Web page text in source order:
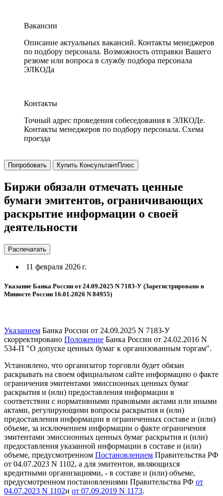
Вакансии
Описание актуальных вакансий. Контакты менеджеров
по подбору персонала. Возможность отправки Вашего
резюме или вопроса в службу подбора персонала
ЭЛКОДа
Контакты
Точный адрес проведения собеседования в ЭЛКОДе.
Контакты менеджеров по подбору персонала. Схема
проезда
Попробовать Купить КонсультантПлюс
Биржи обязали отмечать ценные
бумаги эмитентов, ограничивающих
раскрытие информации о своей
деятельности
Распечатать
11 февраля 2026 г.
Указание Банка России от 24.09.2025 N 7183-У (Зарегистрировано в
Минюсте России 16.01.2026 N 84955)
Указанием Банка России от 24.09.2025 N 7183-У
скорректировано Положение Банка России от 24.02.2016 N
534-П "О допуске ценных бумаг к организованным торгам".
Установлено, что организатор торговли будет обязан
раскрывать на своем официальном сайте информацию о факте
ограничения эмитентами эмиссионных ценных бумаг
раскрытия и (или) предоставления информации в
соответствии с нормативными правовыми актами или иными
актами, регулирующими вопросы раскрытия и (или)
предоставления информации в ограниченных составе и (или)
объеме, за исключением информации о факте ограничения
эмитентами эмиссионных ценных бумаг раскрытия и (или)
предоставления указанной информации в составе и (или)
объеме, предусмотренном Постановлением Правительства РФ
от 04.07.2023 N 1102, а для эмитентов, являющихся
кредитными организациями, - в составе и (или) объеме,
предусмотренном постановлениями Правительства РФ от
04.07.2023 N 1102и от 07.09.2019 N 1173.